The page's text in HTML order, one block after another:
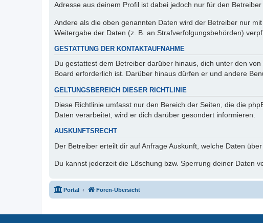
Adresse aus deinem Profil ist dabei jedoch nur für den
Andere als die oben genannten Daten wird der Betreiber nur
Weitergabe der Daten (z. B. an Strafverfolgungsbehörden)
GESTATTUNG DER KONTAKTAUFNAHME
Du gestattest dem Betreiber darüber hinaus, dich unter den
Board erforderlich ist. Darüber hinaus dürfen er und andere
GELTUNGSBEREICH DIESER RICHTLINIE
Diese Richtlinie umfasst nur den Bereich der Seiten, die die
Daten verarbeitet, wird er dich darüber gesondert informieren.
AUSKUNFTSRECHT
Der Betreiber erteilt dir auf Anfrage Auskunft, welche Daten
Du kannst jederzeit die Löschung bzw. Sperrung deiner Daten
Portal Foren-Übersicht